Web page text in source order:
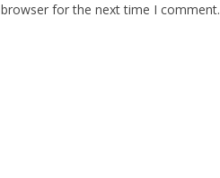
for the next time I comment.